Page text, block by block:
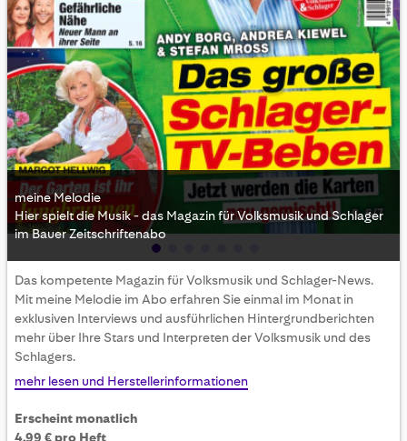
to
the
beginning
of
the
images
meine Melodie
Hier spielt die Musik - das Magazin für Volksmusik und Schlager
im Bauer Zeitschriftenabo
Das kompetente Magazin für Volksmusik und Schlager-News.
Mit meine Melodie im Abo erfahren Sie einmal im Monat in
exklusiven Interviews und ausführlichen Hintergrundberichten
mehr über Ihre Stars und Interpreten der Volksmusik und des
Schlagers.
mehr lesen und Herstellerinformationen
Erscheint monatlich
4,99 € pro Heft